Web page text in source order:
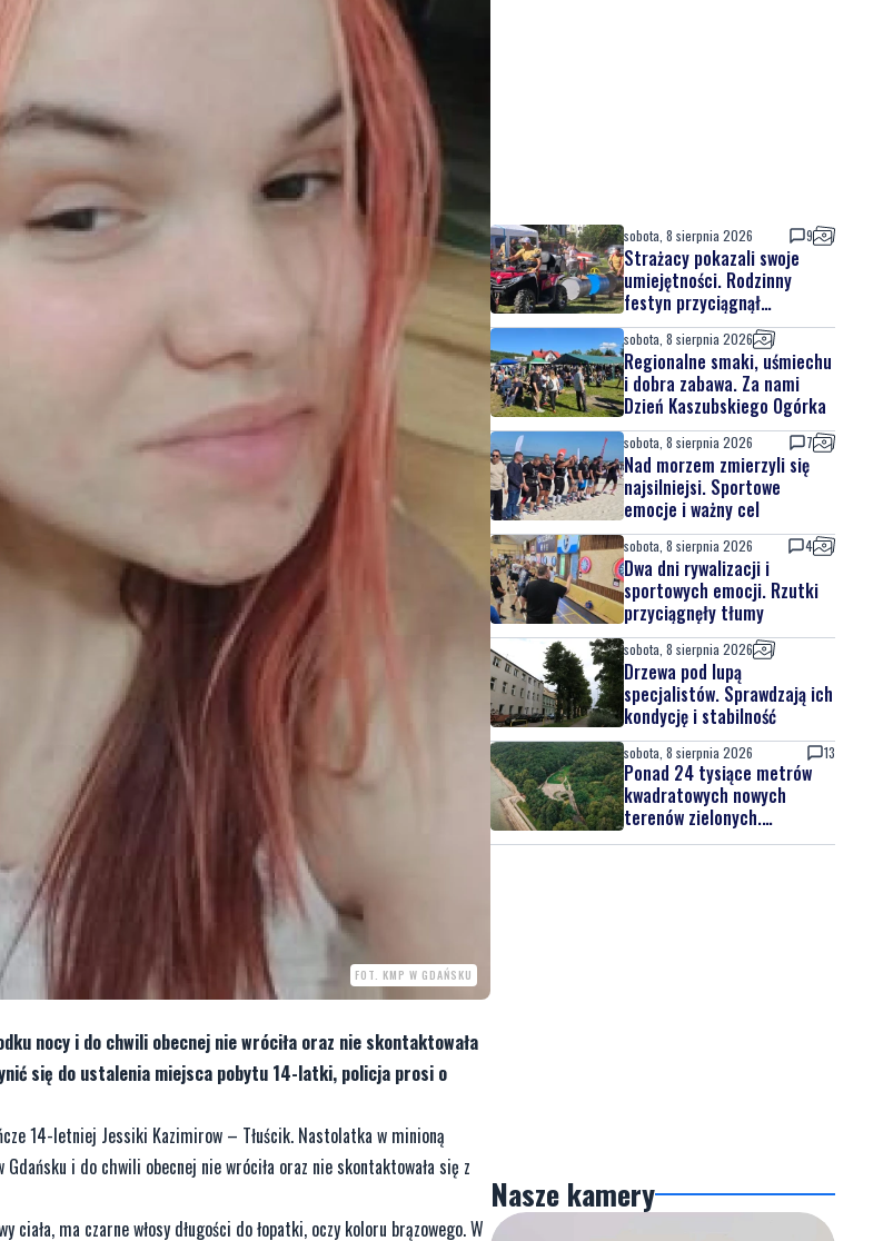
FOT. KMP W GDAŃSKU
nocy i do chwili obecnej nie wróciła oraz nie skontaktowała
się do ustalenia miejsca pobytu 14-latki, policja prosi o
14-letniej Jessiki Kazimirow – Tłuścik. Nastolatka w minioną
i do chwili obecnej nie wróciła oraz nie skontaktowała się z
ma czarne włosy długości do łopatki, oczy koloru brązowego. W
sobota, 8 sierpnia 2026 9
Strażacy pokazali swoje
umiejętności. Rodzinny
festyn przyciągnął
mieszkańców oraz gości
sobota, 8 sierpnia 2026
Regionalne smaki, uśmiechu
i dobra zabawa. Za nami
Dzień Kaszubskiego Ogórka
sobota, 8 sierpnia 2026 7
Nad morzem zmierzyli się
najsilniejsi. Sportowe
emocje i ważny cel
sobota, 8 sierpnia 2026 4
Dwa dni rywalizacji i
sportowych emocji. Rzutki
przyciągnęły tłumy
sobota, 8 sierpnia 2026
Drzewa pod lupą
specjalistów. Sprawdzają ich
kondycję i stabilność
sobota, 8 sierpnia 2026 13
Ponad 24 tysiące metrów
kwadratowych nowych
terenów zielonych.
Powstanie nowa przestrzeń
Nasze kamery